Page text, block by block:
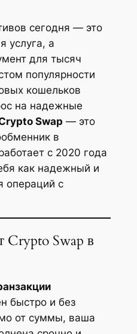
сегодня — это
услуга, а
для тысяч
популярности
кошельков
на надежные
Swap — это
в
с 2020 года
как надежный и
операций с
Crypto Swap в
быстро и без
от суммы, ваша